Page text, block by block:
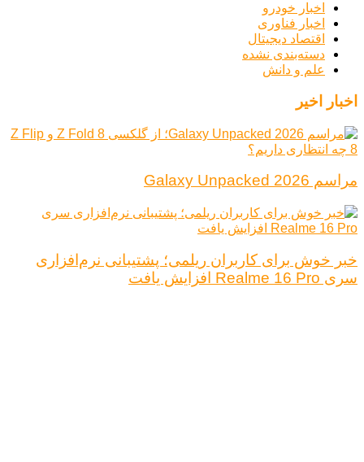
اخبار خودرو
اخبار فناوری
اقتصاد دیجیتال
دسته‌بندی نشده
علم و دانش
اخبار اخیر
مراسم Galaxy Unpacked 2026
خبر خوش برای کاربران ریلمی؛ پشتیبانی نرم‌افزاری
سری Realme 16 Pro افزایش یافت